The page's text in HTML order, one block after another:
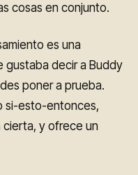
cosas en conjunto.
es una
gustaba decir a Buddy
poner a prueba.
si-esto-entonces,
cierta, y ofrece un